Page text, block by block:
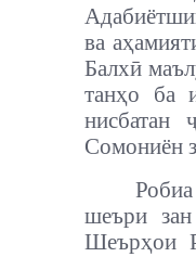
ва
Балхӣ
танҳо ба
нисбатан
Сомониён
шеъри
Шеърҳои